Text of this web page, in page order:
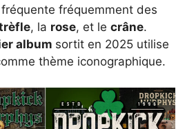
fréquemment des
, la rose, et le crâne.
album sortit en 2025 utilise
thème iconographique.